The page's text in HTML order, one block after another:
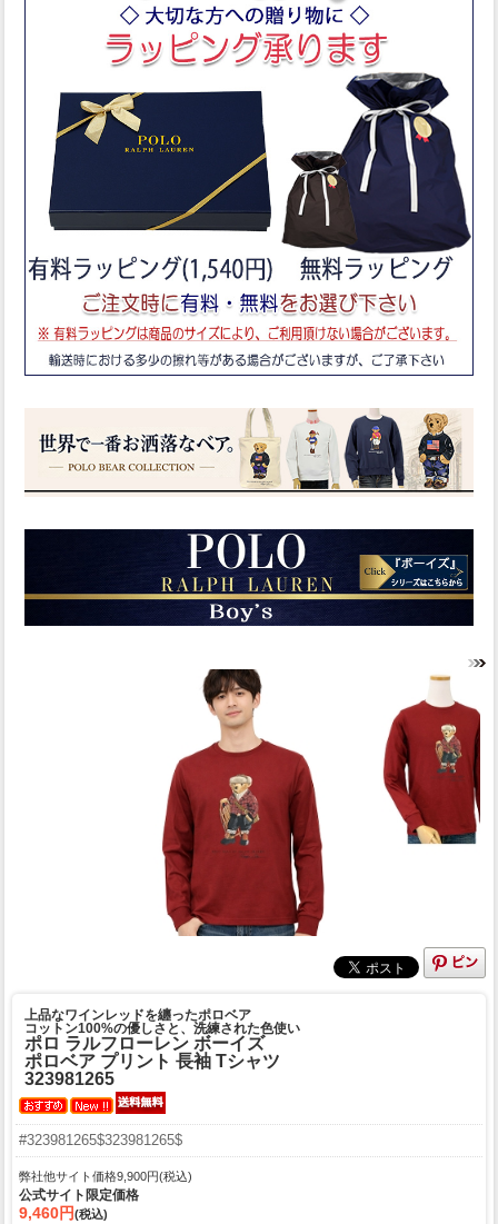
上品なワインレッドを纏ったポロベア
コットン100%の優しさと、洗練された色使い
ポロ ラルフローレン ボーイズ
ポロベア プリント 長袖 Tシャツ
323981265
#323981265$323981265$
弊社他サイト価格9,900円(税込)
公式サイト限定価格
9,460円(税込)